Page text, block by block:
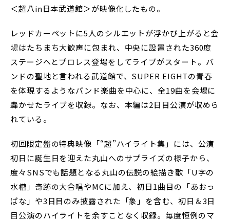
＜超八in日本武道館＞が映像化したもの。
レッドカーペットに5人のシルエットが浮かび上がると会
場はたちまち大歓声に包まれ、中央に設置された360度
ステージへとプロレス登場をしてライブがスタート。バ
ンドの聖地と言われる武道館で、SUPER EIGHTの青春
を体現するようなバンド楽曲を中心に、全19曲を会場に
轟かせたライブを収録。なお、本編は2日目公演が収めら
れている。
初回限定盤の特典映像「“超”ハイライト集」には、公演
初日に誕生日を迎えた丸山へのサプライズの様子から、
度々SNSでも話題となる丸山の伝説の絵描き歌「U字の
水槽」奇跡の大合唱やMCに加え、初日1曲目の「あおっ
ぱな」や3日目のみ披露された「象」を含む、初日＆3日
目公演のハイライトを余すことなく収録。毎度恒例のマ